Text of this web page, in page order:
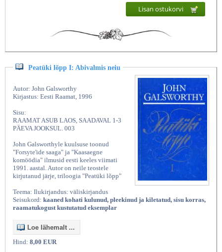
Lisan ostukorvi
Peatüki lõpp I: Abivalmis neiu
Autor: John Galsworthy
Kirjastus: Eesti Raamat, 1996
Sisu:
RAAMAT ASUB LAOS, SAADAVAL 1-3
PÄEVA JOOKSUL. 003
John Galsworthyle kuulsuse toonud
"Forsyte'ide saaga" ja "Kaasaegne
komöödia" ilmusid eesti keeles viimati
1991. aastal. Autor on neile teostele
kirjutanud järje, triloogia "Peatüki lõpp"
Teema: Ilukirjandus: väliskirjandus
Seisukord: kaaned kohati kulunud, pleekinud ja kiletatud, sisu korras,
raamatukogust kustutatud eksemplar
Loe lähemalt ...
Hind: 8,00 EUR